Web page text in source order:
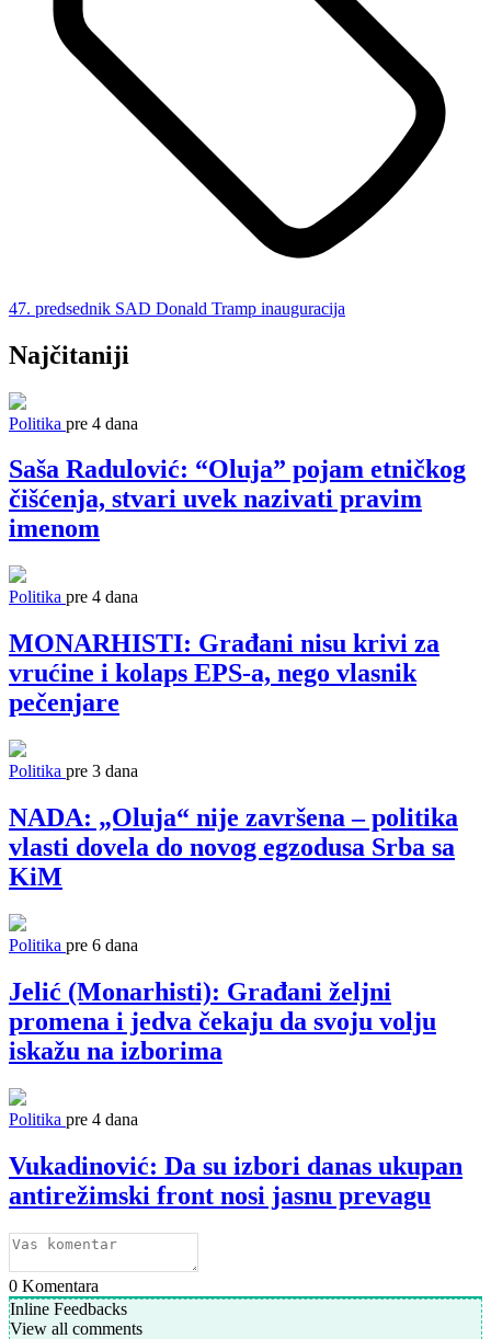
47. predsednik SAD Donald Tramp inauguracija
Najčitaniji
Politika pre 4 dana
Saša Radulović: “Oluja” pojam etničkog
čišćenja, stvari uvek nazivati pravim
imenom
Politika pre 4 dana
MONARHISTI: Građani nisu krivi za
vrućine i kolaps EPS-a, nego vlasnik
pečenjare
Politika pre 3 dana
NADA: „Oluja“ nije završena – politika
vlasti dovela do novog egzodusa Srba sa
KiM
Politika pre 6 dana
Jelić (Monarhisti): Građani željni
promena i jedva čekaju da svoju volju
iskažu na izborima
Politika pre 4 dana
Vukadinović: Da su izbori danas ukupan
antirežimski front nosi jasnu prevagu
0 Komentara
Inline Feedbacks
View all comments